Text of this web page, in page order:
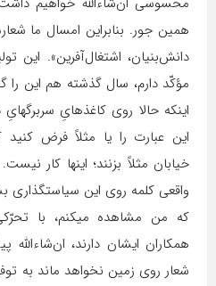
همین جور. بنابراین امسال ما
دانش‌بنیان، اشتغال‌آفرین». این
مؤکّد دارم، سال گذشته هم این را
اینکه حالا روی کاغذهایِ
این عبارت را یا مثلاً فرض
خیابان مثلاً بزنند؛ اینها کار
واقعی کلمه روی این سیاستگذاری
که من مشاهده میکنم، با
همکاران ایشان دارند،
شعار روی زمین نخواهد ماند به